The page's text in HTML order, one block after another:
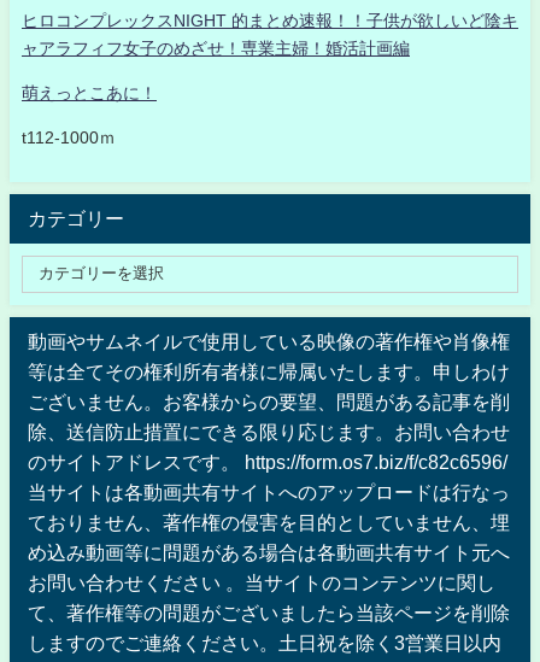
ヒロコンプレックスNIGHT 的まとめ速報！！子供が欲しいど陰キ
ャアラフィフ女子のめざせ！専業主婦！婚活計画編
萌えっとこあに！
t112-1000ｍ
カテゴリー
動画やサムネイルで使用している映像の著作権や肖像権
等は全てその権利所有者様に帰属いたします。申しわけ
ございません。お客様からの要望、問題がある記事を削
除、送信防止措置にできる限り応じます。お問い合わせ
のサイトアドレスです。 https://form.os7.biz/f/c82c6596/
当サイトは各動画共有サイトへのアップロードは行なっ
ておりません、著作権の侵害を目的としていません、埋
め込み動画等に問題がある場合は各動画共有サイト元へ
お問い合わせください 。当サイトのコンテンツに関し
て、著作権等の問題がございましたら当該ページを削除
しますのでご連絡ください。土日祝を除く3営業日以内